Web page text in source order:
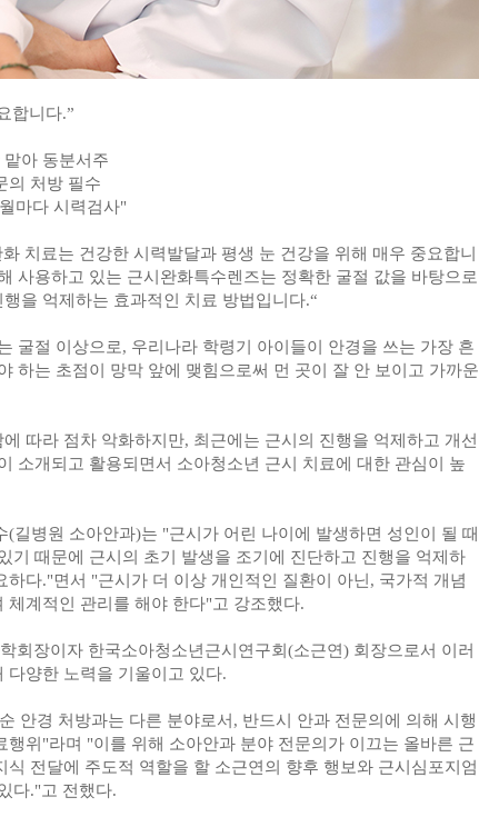
합니다.”
아 동분서주
의 처방 필수
마다 시력검사"
치료는 건강한 시력발달과 평생 눈 건강을 위해 매우 중요합니
사용하고 있는 근시완화특수렌즈는 정확한 굴절 값을 바탕으로
을 억제하는 효과적인 치료 방법입니다.“
굴절 이상으로, 우리나라 학령기 아이들이 안경을 쓰는 가장 흔
하는 초점이 망막 앞에 맺힘으로써 먼 곳이 잘 안 보이고 가까운
따라 점차 악화하지만, 최근에는 근시의 진행을 억제하고 개선
소개되고 활용되면서 소아청소년 근시 치료에 대한 관심이 높
(길병원 소아안과)는 "근시가 어린 나이에 발생하면 성인이 될 때
기 때문에 근시의 초기 발생을 조기에 진단하고 진행을 억제하
하다."면서 "근시가 더 이상 개인적인 질환이 아닌, 국가적 개념
체계적인 관리를 해야 한다"고 강조했다.
회장이자 한국소아청소년근시연구회(소근연) 회장으로서 이러
다양한 노력을 기울이고 있다.
안경 처방과는 다른 분야로서, 반드시 안과 전문의에 의해 시행
행위"라며 "이를 위해 소아안과 분야 전문의가 이끄는 올바른 근
식 전달에 주도적 역할을 할 소근연의 향후 행보와 근시심포지엄
다."고 전했다.